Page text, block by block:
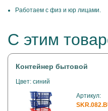
Работаем с физ и юр лицами.
С этим
Контейнер бытовой
Цвет: синий
Артикул: